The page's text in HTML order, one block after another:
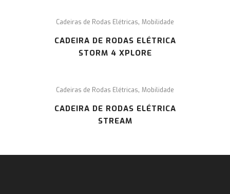
Cadeiras de Rodas Elétricas, Mobilidade
CADEIRA DE RODAS ELÉTRICA
STORM 4 XPLORE
Cadeiras de Rodas Elétricas, Mobilidade
CADEIRA DE RODAS ELÉTRICA
STREAM